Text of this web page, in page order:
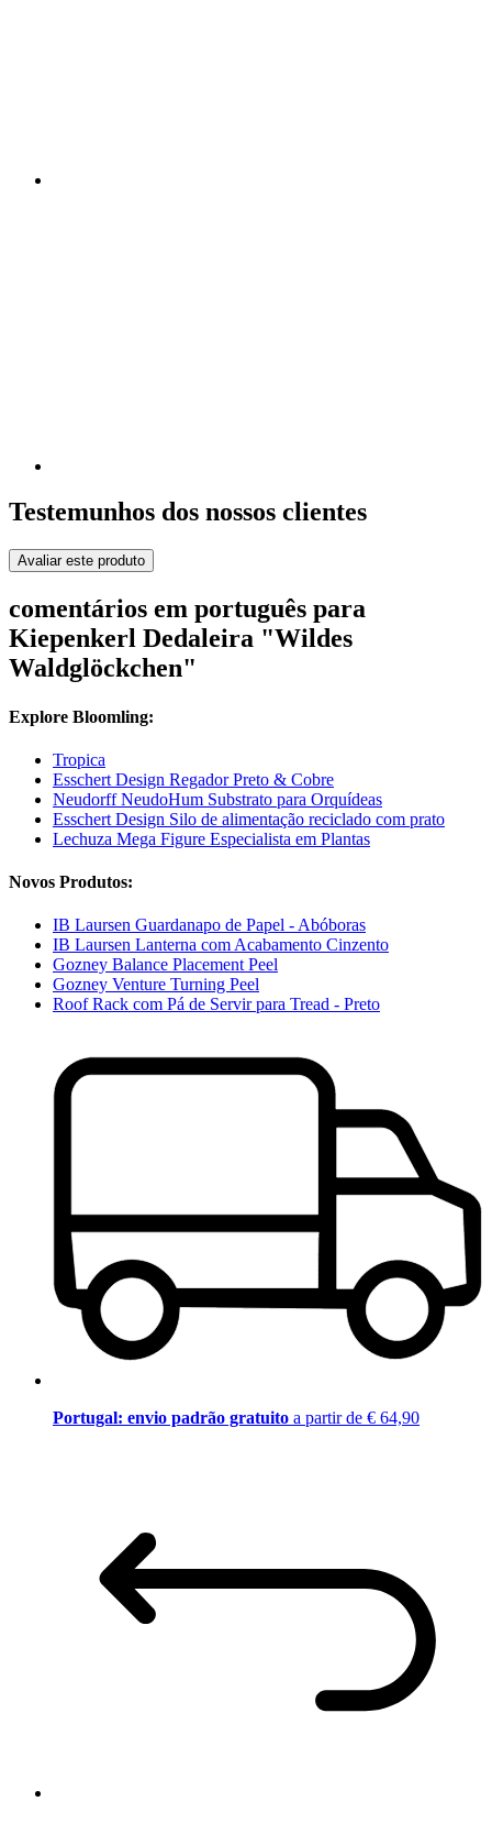
Testemunhos dos nossos clientes
Avaliar este produto
comentários em português para
Kiepenkerl Dedaleira "Wildes
Waldglöckchen"
Explore Bloomling:
Tropica
Esschert Design Regador Preto & Cobre
Neudorff NeudoHum Substrato para Orquídeas
Esschert Design Silo de alimentação reciclado com prato
Lechuza Mega Figure Especialista em Plantas
Novos Produtos:
IB Laursen Guardanapo de Papel - Abóboras
IB Laursen Lanterna com Acabamento Cinzento
Gozney Balance Placement Peel
Gozney Venture Turning Peel
Roof Rack com Pá de Servir para Tread - Preto
Portugal: envio padrão gratuito a partir de € 64,90